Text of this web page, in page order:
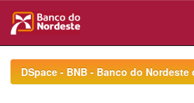
navigationDSpace - BNB - Banco do Nordeste